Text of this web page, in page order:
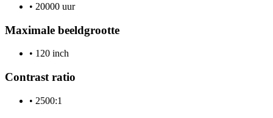
• 20000 uur
Maximale beeldgrootte
• 120 inch
Contrast ratio
• 2500:1